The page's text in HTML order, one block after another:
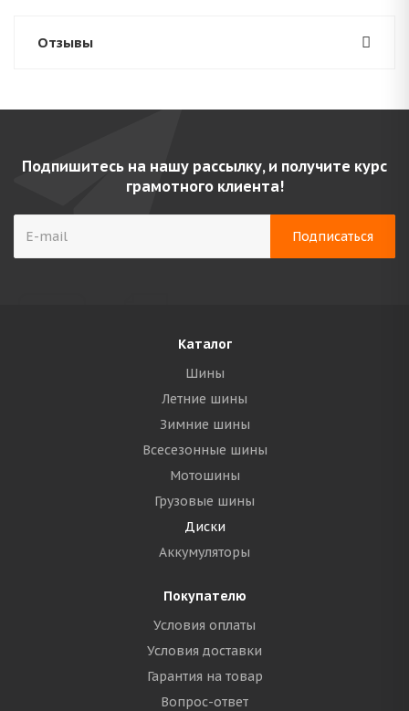
Отзывы
Подпишитесь на нашу рассылку, и получите курс
грамотного клиента!
Каталог
Шины
Летние шины
Зимние шины
Всесезонные шины
Мотошины
Грузовые шины
Диски
Аккумуляторы
Покупателю
Условия оплаты
Условия доставки
Гарантия на товар
Вопрос-ответ